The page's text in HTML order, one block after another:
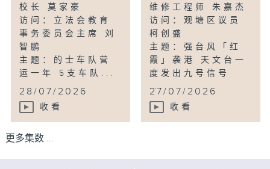
校长 莫家豪
访问：立法会教育
事务委员会主席 刘
智鹏
主题：的士车队营
运一年 5支车队...
28/07/2026
收看
维修工程师 朱嘉杰
访问：观塘区议员
柯创盛
主题：强台风「红
霞」袭港 天文台一
度发出九号信号
...
27/07/2026
收看
更多集数 ...